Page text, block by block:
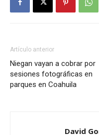
Artículo anterior
Niegan vayan a cobrar por
sesiones fotográficas en
parques en Coahuila
David